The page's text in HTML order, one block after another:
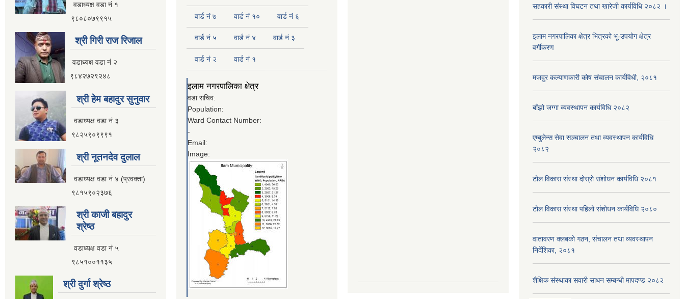
वडाध्यक्ष वडा न‌ं १
९८०८०७९९१५
श्री गिरी राज रिजाल
वडाध्यक्ष वडा नं २
९८४२७२९२४८
श्री हेम बहादुर सुनुवार
वडाध्यक्ष वडा नं ३
९८२५९०९९९१
श्री नूतनदेव दुलाल
वडाध्यक्ष वडा नं ४ (प्रवक्ता)
९८१५९०२३७६
श्री काजी बहादुर
श्रेष्ठ
वडाध्यक्ष वडा नं ५
९८५१००११३५
श्री दुर्गा श्रेष्ठ
वार्ड नं ७ वार्ड नं १० वार्ड नं ६
वार्ड नं ५ वार्ड नं ४ वार्ड नं ३
वार्ड नं २ वार्ड नं १
इलाम नगरपालिका क्षेत्र
वडा सचिव:
Population:
Ward Contact Number:
-
Email:
Image:
सहकारी संस्था विघटन तथा खारेजी कार्यविधि २०८२ ।
इलाम नगरपालिका क्षेत्र भित्रको भू-उपयोग क्षेत्र
वर्गीकरण
मजदुर कल्याणकारी कोष संचालन कार्यविधी, २०८१
बाँझो जग्गा व्यवस्थापन कार्यविधि २०८२
एम्बुलेन्स सेवा सञ्चालन तथा व्यवस्थापन कार्यविधि
२०८२
टोल विकास संस्था दोस्रो संशोधन कार्यविधि २०८१
टोल विकास संस्था पहिलो संशोधन कार्यविधि २०८०
वातावरण क्लबको गठन, संचालन तथा व्यवस्थापन
निर्देशिका, २०८१
शैक्षिक संस्थाका सवारी साधन सम्बन्धी मापदण्ड २०८२